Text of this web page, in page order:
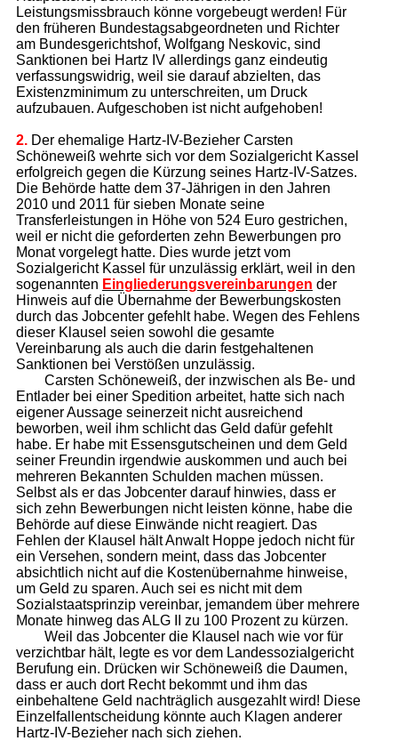
Leistungsmissbrauch könne vorgebeugt werden! Für
den früheren Bundestagsabgeordneten und Richter
am Bundesgerichtshof, Wolfgang Neskovic, sind
Sanktionen bei Hartz IV allerdings ganz eindeutig
verfassungswidrig, weil sie darauf abzielten, das
Existenzminimum zu unterschreiten, um Druck
aufzubauen. Aufgeschoben ist nicht aufgehoben!
2.Der ehemalige Hartz-IV-Bezieher Carsten
Schöneweiß wehrte sich vor dem Sozialgericht Kassel
erfolgreich gegen die Kürzung seines Hartz-IV-Satzes.
Die Behörde hatte dem 37-Jährigen in den Jahren
2010 und 2011 für sieben Monate seine
Transferleistungen in Höhe von 524 Euro gestrichen,
weil er nicht die geforderten zehn Bewerbungen pro
Monat vorgelegt hatte. Dies wurde jetzt vom
Sozialgericht Kassel für unzulässig erklärt, weil in den
sogenannten Ein­glie­de­rungs­ver­ein­ba­run­gen der
Hinweis auf die Übernahme der Bewerbungskosten
durch das Jobcenter gefehlt habe. Wegen des Fehlens
dieser Klausel seien sowohl die gesamte
Vereinbarung als auch die darin festgehaltenen
Sanktionen bei Verstößen unzulässig.
Carsten Schöneweiß, der inzwischen als Be- und
Entlader bei einer Spedition arbeitet, hatte sich nach
eigener Aussage seinerzeit nicht ausreichend
beworben, weil ihm schlicht das Geld dafür gefehlt
habe. Er habe mit Essensgutscheinen und dem Geld
seiner Freundin irgendwie auskommen und auch bei
mehreren Bekannten Schulden machen müssen.
Selbst als er das Jobcenter darauf hinwies, dass er
sich zehn Bewerbungen nicht leisten könne, habe die
Behörde auf diese Einwände nicht reagiert. Das
Fehlen der Klausel hält Anwalt Hoppe jedoch nicht für
ein Versehen, sondern meint, dass das Jobcenter
absichtlich nicht auf die Kostenübernahme hinweise,
um Geld zu sparen. Auch sei es nicht mit dem
Sozialstaatsprinzip vereinbar, jemandem über mehrere
Monate hinweg das ALG II zu 100 Prozent zu kürzen.
Weil das Jobcenter die Klausel nach wie vor für
verzichtbar hält, legte es vor dem Landessozialgericht
Berufung ein. Drücken wir Schöneweiß die Daumen,
dass er auch dort Recht bekommt und ihm das
einbehaltene Geld nachträglich ausgezahlt wird! Diese
Einzelfallentscheidung könnte auch Klagen anderer
Hartz-IV-Bezieher nach sich ziehen.